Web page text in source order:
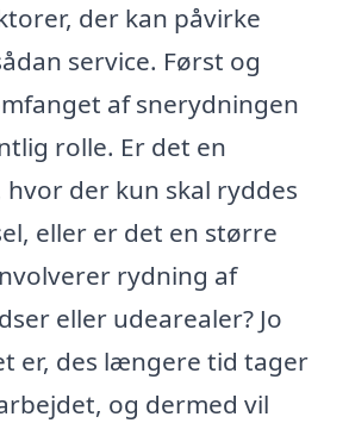
der kan påvirke
service. Først og
af snerydningen
rolle. Er det en
der kun skal ryddes
eller er det en større
rydning af
eller udearealer? Jo
er, des længere tid tager
og dermed vil